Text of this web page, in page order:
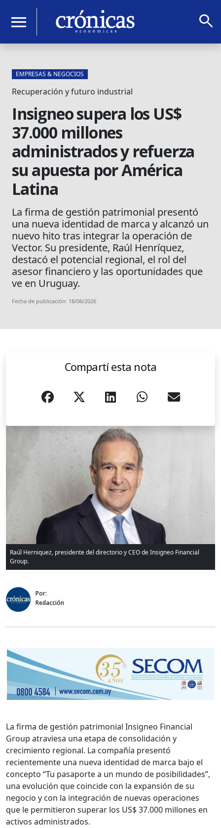
menu search
EMPRESAS & NEGOCIOS
Recuperación y futuro industrial
Insigneo supera los US$
37.000 millones
administrados y refuerza
su apuesta por América
Latina
La firma de gestión patrimonial presentó
una nueva identidad de marca y alcanzó un
nuevo hito tras integrar la operación de
Vector. Su presidente, Raúl Henríquez,
destacó el potencial regional, el rol del
asesor financiero y las oportunidades que
ve en Uruguay.
Fecha de publicación: 18/06/2026
Compartí esta nota
Raúl Herniquez, presidente del directorio y CEO de Insigneo Financial
Group.
Por:
Redacción
La firma de gestión patrimonial Insigneo Financial
Group atraviesa una etapa de consolidación y
crecimiento regional. La compañía presentó
recientemente una nueva identidad de marca bajo el
concepto “Tu pasaporte a un mundo de posibilidades”,
una evolución que coincide con la expansión de su
negocio y con la integración de nuevas operaciones
que le permitieron superar los US$ 37.000 millones en
activos administrados.